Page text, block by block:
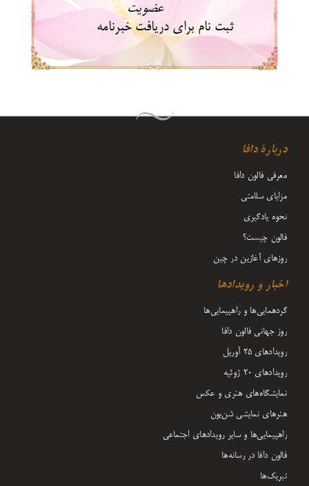
عضویت
ثبت نام برای دریافت خبرنامه
دربارۀ دافا
معرفی فالون دافا
مزایای سلامتی
نحوه یادگیری
فالون چیست؟
روزهای آغازین در چین
اخبار و رویدادها
گردهمایی‌ها و راهپیمایی‌ها
روز جهانی فالون دافا
رویدادهای ۲۵ آوریل
رویدادهای ۲۰ ژوئیه
نمایشگاه‌های هنری و عکس
هنرهای نمایشی شن‌یون
راهپیمایی‌ها و سایر رویدادهای اجتماعی
فالون دافا در رسانه‌ها
تبریک‌ها